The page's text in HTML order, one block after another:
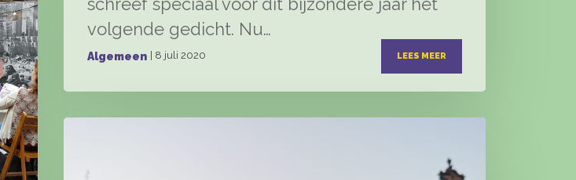
volgende gedicht. Nu…
Algemeen | 8 juli 2020 LEES MEER